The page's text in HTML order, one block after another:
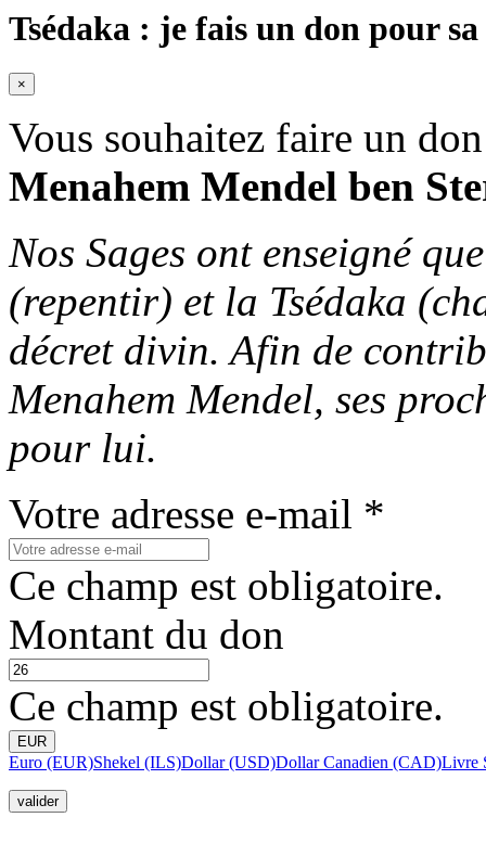
Tsédaka : je fais un don pour
×
Vous souhaitez faire un
Menahem Mendel ben
Nos Sages ont enseigné
(repentir) et la Tsédaka
décret divin. Afin de
Menahem Mendel, ses
pour lui.
Votre adresse e-mail *
Ce champ est obligatoire.
Montant du don
Ce champ est obligatoire.
EUR
Euro (EUR)Shekel (ILS)Dollar (USD)Dollar Canadien (CAD)Livre